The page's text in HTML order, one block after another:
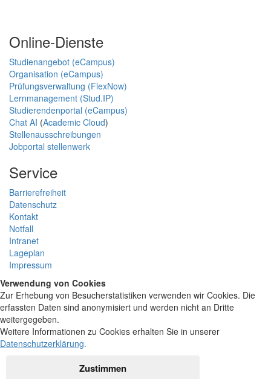
Online-Dienste
Studienangebot (eCampus)
Organisation (eCampus)
Prüfungsverwaltung (FlexNow)
Lernmanagement (Stud.IP)
Studierendenportal (eCampus)
Chat AI (Academic Cloud)
Stellenausschreibungen
Jobportal stellenwerk
Service
Barrierefreiheit
Datenschutz
Kontakt
Notfall
Intranet
Lageplan
Impressum
Verwendung von Cookies
Zur Erhebung von Besucherstatistiken verwenden wir Cookies. Die
erfassten Daten sind anonymisiert und werden nicht an Dritte
weitergegeben.
Weitere Informationen zu Cookies erhalten Sie in unserer
Datenschutzerklärung.
Zustimmen